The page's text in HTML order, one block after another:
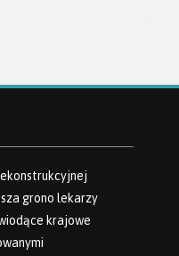
grono lekarzy
krajowe